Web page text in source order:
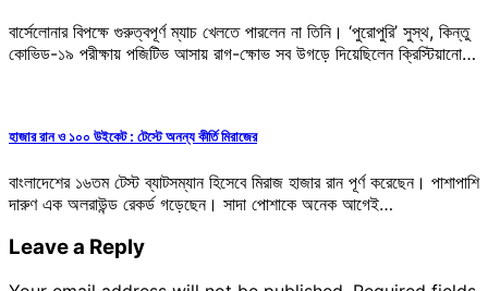
বার্সেলোনার বিপক্ষে গুরুত্বপূর্ণ ম্যাচ খেলতে পারলেন না তিনি। ‘পুরোপুরি’ সুস্থ, কিন্তু
কোভিড-১৯ পরীক্ষায় পজিটিভ আসায় রাগ-ক্ষোভ সব উগড়ে দিয়েছিলেন ক্রিস্টিয়ানো…
হাজার রান ও ১০০ উইকেট : টেস্টে অনন্য কীর্তি মিরাজের
বাংলাদেশের ১৬তম টেস্ট ব্যাটসম্যান হিসেবে মিরাজ হাজার রান পূর্ণ করেছেন। পাশাপাশি
দারুণ এক অলরাউন্ড রেকর্ড গড়েছেন। সাদা পোশাকে অনেক আগেই…
Leave a Reply